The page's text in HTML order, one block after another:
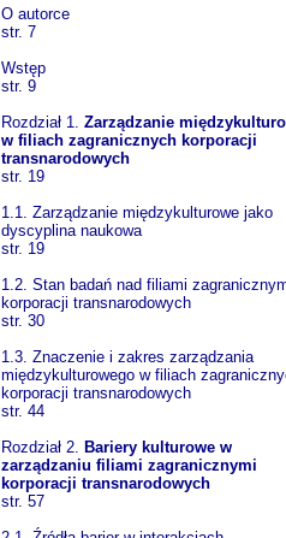
O autorce
str. 7
Wstęp
str. 9
Rozdział 1. Zarządzanie
w filiach zagranicznych korporacji
transnarodowych
str. 19
1.1. Zarządzanie międzykulturowe jako
dyscyplina naukowa
str. 19
1.2. Stan badań nad filiami
korporacji transnarodowych
str. 30
1.3. Znaczenie i zakres zarządzania
międzykulturowego w filiach
korporacji transnarodowych
str. 44
Rozdział 2. Bariery kulturowe w
zarządzaniu filiami zagranicznymi
korporacji transnarodowych
str. 57